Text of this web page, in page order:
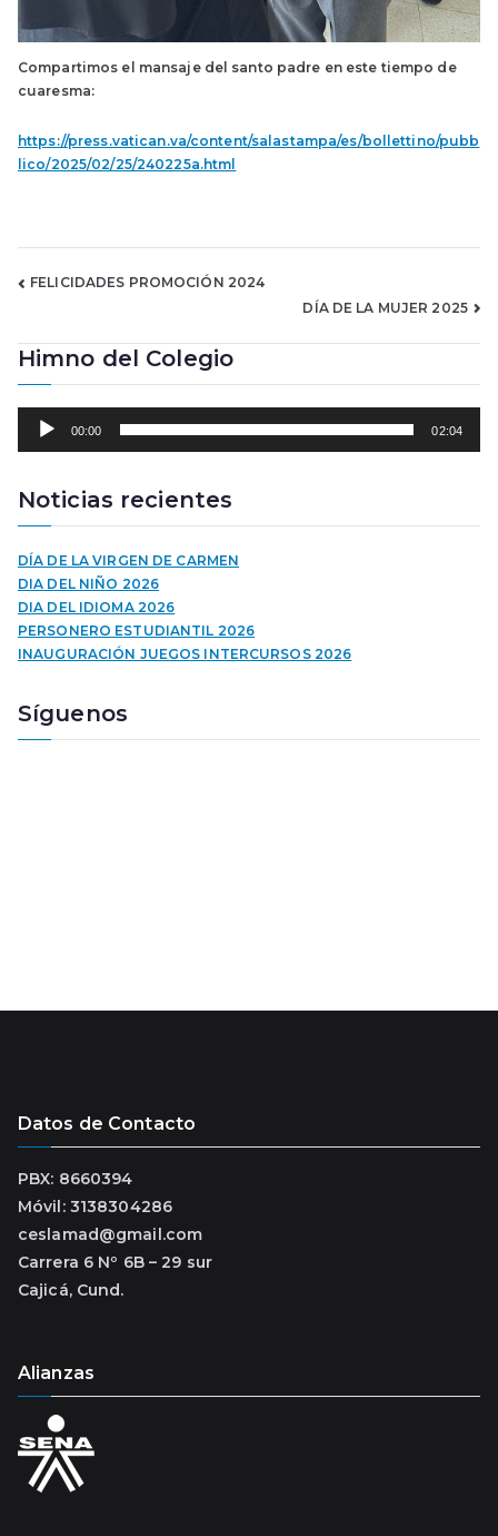
Compartimos el mansaje del santo padre en este tiempo de
cuaresma:
https://press.vatican.va/content/salastampa/es/bollettino/pubb
lico/2025/02/25/240225a.html
Navegación
de
entradas
FELICIDADES PROMOCIÓN 2024
DÍA DE LA MUJER 2025
Himno del Colegio
r
o
u
c
t
o
r
a
u
00:00 02:04
Noticias recientes
DÍA DE LA VIRGEN DE CARMEN
DIA DEL NIÑO 2026
DIA DEL IDIOMA 2026
PERSONERO ESTUDIANTIL 2026
INAUGURACIÓN JUEGOS INTERCURSOS 2026
Síguenos
Datos de Contacto
PBX: 8660394
Móvil: 3138304286
ceslamad@gmail.com
Carrera 6 Nº 6B – 29 sur
Cajicá, Cund.
Alianzas